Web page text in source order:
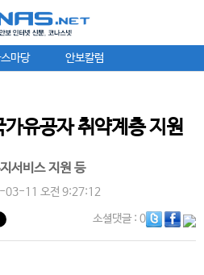
마당 안보칼럼
유공자 취약계층 지원
서비스 지원 등
03-11 오전 9:27:12
소셜댓글: 0